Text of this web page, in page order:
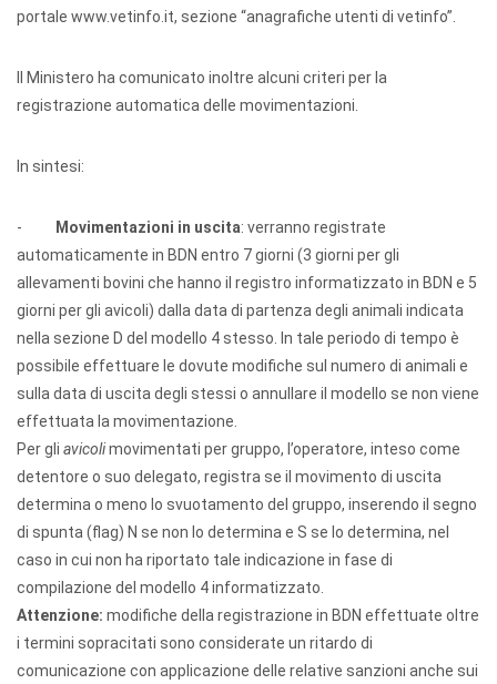
portale www.vetinfo.it, sezione “anagrafiche utenti di vetinfo”.
Il Ministero ha comunicato inoltre alcuni criteri per la
registrazione automatica delle movimentazioni.
In sintesi:
- Movimentazioni in uscita: verranno registrate
automaticamente in BDN entro 7 giorni (3 giorni per gli
allevamenti bovini che hanno il registro informatizzato in BDN e 5
giorni per gli avicoli) dalla data di partenza degli animali indicata
nella sezione D del modello 4 stesso. In tale periodo di tempo è
possibile effettuare le dovute modifiche sul numero di animali e
sulla data di uscita degli stessi o annullare il modello se non viene
effettuata la movimentazione.
Per gli avicolimovimentati per gruppo, l’operatore, inteso come
detentore o suo delegato, registra se il movimento di uscita
determina o meno lo svuotamento del gruppo, inserendo il segno
di spunta (flag) N se non lo determina e S se lo determina, nel
caso in cui non ha riportato tale indicazione in fase di
compilazione del modello 4 informatizzato.
Attenzione: modifiche della registrazione in BDN effettuate oltre
i termini sopracitati sono considerate un ritardo di
comunicazione con applicazione delle relative sanzioni anche sui